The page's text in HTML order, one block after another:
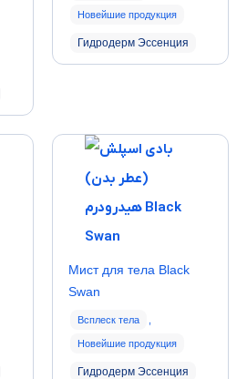
Новейшие продукция
Гидродерм Эссенция
Мист для тела Black
Swan
Всплеск тела
Новейшие продукция
Гидродерм Эссенция